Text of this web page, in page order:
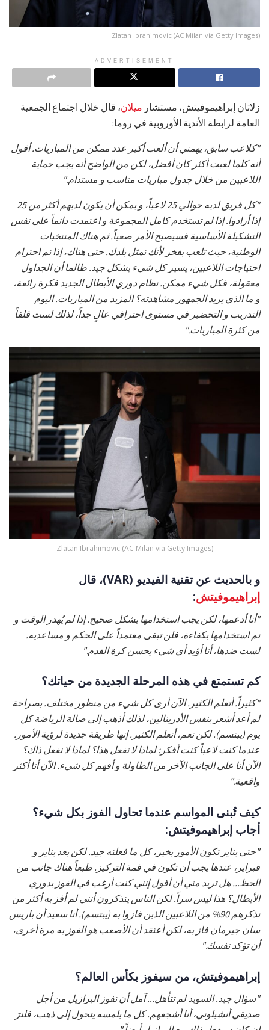
Zlatan Ibrahimovic (AC Milan via Getty Images)
ADVERTISEMENT
زلاتان إبراهيموفيتش، مستشار ميلان، قال خلال اجتماع الجمعية
العامة لرابطة الأندية الأوروبية في روما:
"كلاعب سابق، يهمني أن ألعب أكبر عدد ممكن من المباريات. أقول
أنه كلما لعبت أكثر كان أفضل، لكن من الواضح أنه يجب حماية
اللاعبين من خلال جدول مباريات مناسب و مستدام."
"كل فريق لديه حوالي 25 لاعباً، و يمكن أن يكون لديهم أكثر من 25
إذا أرادوا. إذا لم تستخدم كامل المجموعة و اعتمدت دائماً على نفس
التشكيلة الأساسية فسيصبح الأمر صعباً. ثم هناك المنتخبات
الوطنية، حيث تلعب بفخر لأنك تمثل بلدك. حتى هناك، إذا تم احترام
احتياجات اللاعبين، يسير كل شيء بشكل جيد. طالما أن الجداول
معقولة، فكل شيء ممكن. نظام دوري الأبطال الجديد فكرة رائعة،
و ما الذي يريد الجمهور مشاهدته؟ المزيد من المباريات. اليوم
التدريب و التحضير في مستوى احترافي عالٍ جداً، لذلك لست قلقاً
من كثرة المباريات."
Zlatan Ibrahimovic (AC Milan via Getty Images)
و بالحديث عن تقنية الفيديو (VAR)، قال
إبراهيموفيتش:
"أنا أدعمها، لكن يجب استخدامها بشكل صحيح. إذا لم يُهدر الوقت و
تم استخدامها بكفاءة، فلن تبقى معتمداً على الحكم و مساعديه.
لست ضدها، أنا أؤيد أي شيء يحسن كرة القدم."
كم تستمتع في هذه المرحلة الجديدة من حياتك؟
"كثيراً. أتعلم الكثير. الآن أرى كل شيء من منظور مختلف. بصراحة
لم أعد أشعر بنفس الأدرينالين، لذلك أذهب إلى صالة الرياضة كل
يوم (يبتسم). لكن نعم، أتعلم الكثير. إنها طريقة جديدة لرؤية الأمور.
عندما كنت لاعباً كنت أفكر: لماذا لا نفعل هذا؟ لماذا لا نفعل ذاك؟
الآن أنا على الجانب الآخر من الطاولة و أفهم كل شيء. الآن أنا أكثر
واقعية."
كيف تُبنى المواسم عندما تحاول الفوز بكل شيء؟
أجاب إبراهيموفيتش:
"حتى يناير تكون الأمور بخير، كل ما فعلته جيد. لكن بعد يناير و
فبراير، عندها يجب أن تكون في قمة التركيز. طبعاً هناك جانب من
الحظ... هل تريد مني أن أقول إنني كنت أرغب في الفوز بدوري
الأبطال؟ هذا ليس سراً. لكن الناس يتذكرون أنني لم أفز به أكثر من
تذكرهم 90% من اللاعبين الذين فازوا به (يبتسم). أنا سعيد أن باريس
سان جيرمان فاز به، لكن أعتقد أن الأصعب هو الفوز به مرة أخرى،
أن تؤكد نفسك."
إبراهيموفيتش، من سيفوز بكأس العالم؟
"سؤال جيد. السويد لم تتأهل... آمل أن تفوز البرازيل من أجل
صديقي أنشيلوتي، أنا أشجعهم. كل ما يلمسه يتحول إلى ذهب، فلنرَ